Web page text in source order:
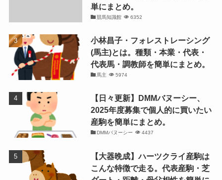
単にまとめ。
競馬知識館 6352
小林昌子・フォレストレーシング
(馬主)とは。種類・本業・代表・
代表馬・調教師を簡単にまとめ。
馬主 5974
【日々更新】DMMバヌーシー、
2025年度募集で個人的に買いたい
産駒を簡単にまとめ。
DMMバヌーシー 4437
【大器晩成】ハーツクライ産駒は
こんな特徴で走る。代表産駒・芝